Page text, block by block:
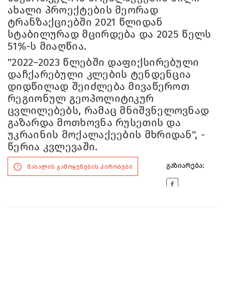
ახალი პროექტების მეორად
ტრანზაქციებში 2021 წლიდან
სტაბილურად მცირდება და 2025 წელს
51%-ს მიაღწია.
"2022–2023 წლებში დაფიქსირებული
დაჩქარებული კლების ტენდენცია
დიდწილად შეიძლება მივაწეროთ
რეგიონულ გეოპოლიტიკურ
ცვლილებებს, რამაც მნიშვნელოვნად
გაზარდა მოთხოვნა რუსეთის და
უკრაინის მოქალაქეების მხრიდან", -
წერია კვლევაში.
მასალის გამოყენების პირობები გაზიარება: